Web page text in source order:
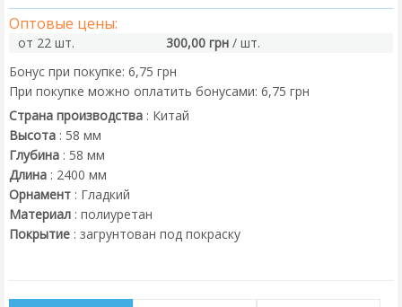
Оптовые цены:
от 22 шт. 300,00 грн / шт.
Бонус при покупке: 6,75 грн
При покупке можно оплатить бонусами: 6,75 грн
Страна производства : Китай
Высота : 58 мм
Глубина : 58 мм
Длина : 2400 мм
Орнамент : Гладкий
Материал : полиуретан
Покрытие : загрунтован под покраску